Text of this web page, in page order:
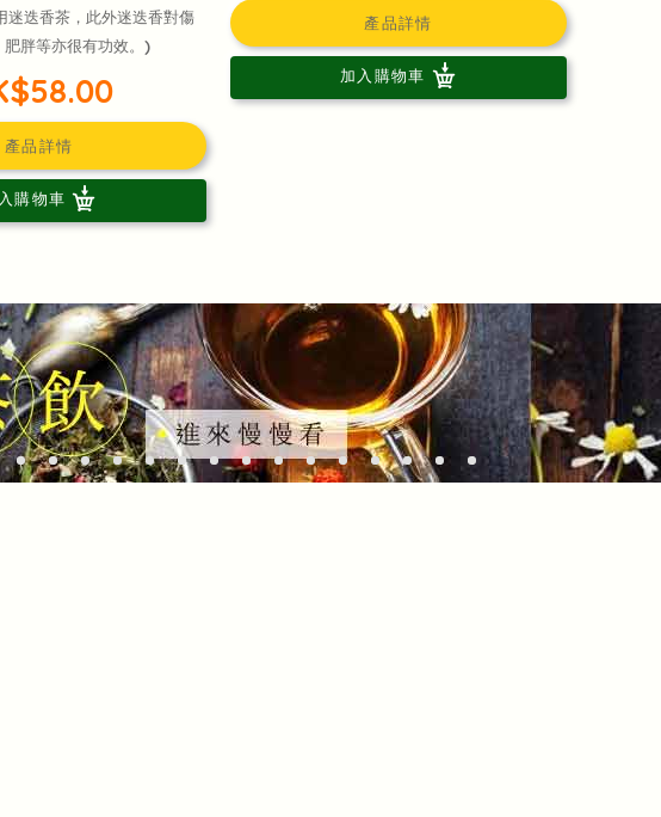
迷迭香茶，此外迷迭香對傷
肥胖等亦很有功效。)
產品詳情
購物車
產品詳情
加入購物車